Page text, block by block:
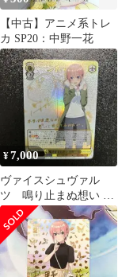
【中古】アニメ系トレ
カ SP20：中野一花
¥7,000
ヴァイスシュヴァル
ツ 鳴り止まぬ想い 中
野一花 SSP サイン